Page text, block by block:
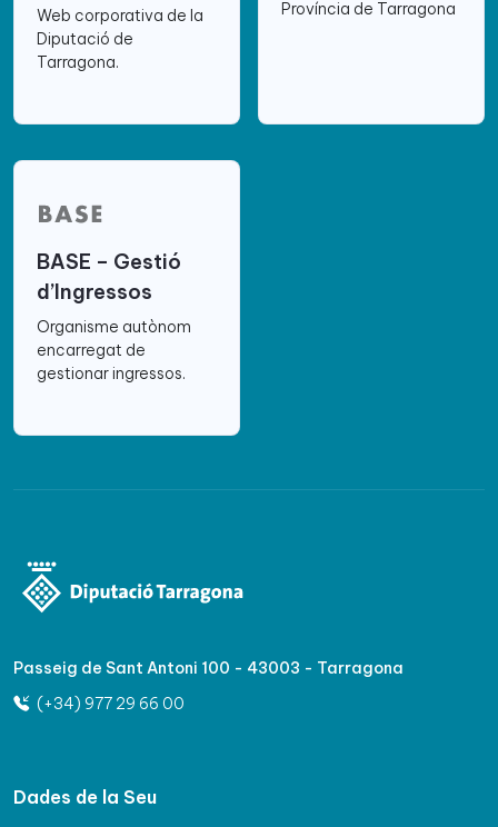
Web corporativa de la
Diputació de
Tarragona.
Província de Tarragona
BASE – Gestió
d’Ingressos
Organisme autònom
encarregat de
gestionar ingressos.
Passeig de Sant Antoni 100 - 43003 - Tarragona
(+34) 977 29 66 00
Dades de la Seu